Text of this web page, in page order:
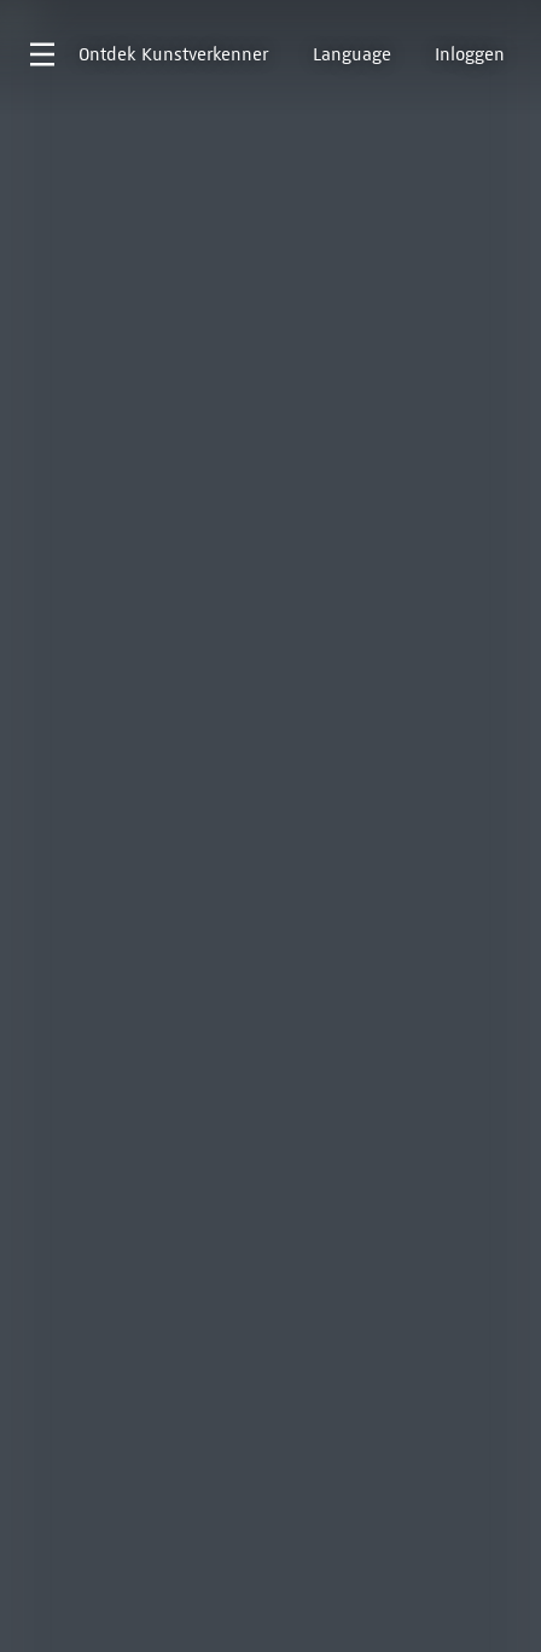
Ontdek Kunstverkenner Language Inloggen